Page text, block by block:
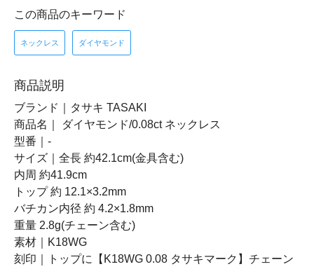
この商品のキーワード
ネックレス ダイヤモンド
商品説明
ブランド｜タサキ TASAKI
商品名｜ ダイヤモンド/0.08ct ネックレス
型番｜-
サイズ｜全長 約42.1cm(金具含む)
内周 約41.9cm
トップ 約 12.1×3.2mm
バチカン内径 約 4.2×1.8mm
重量 2.8g(チェーン含む)
素材｜K18WG
刻印｜トップに【K18WG 0.08 タサキマーク】チェーン